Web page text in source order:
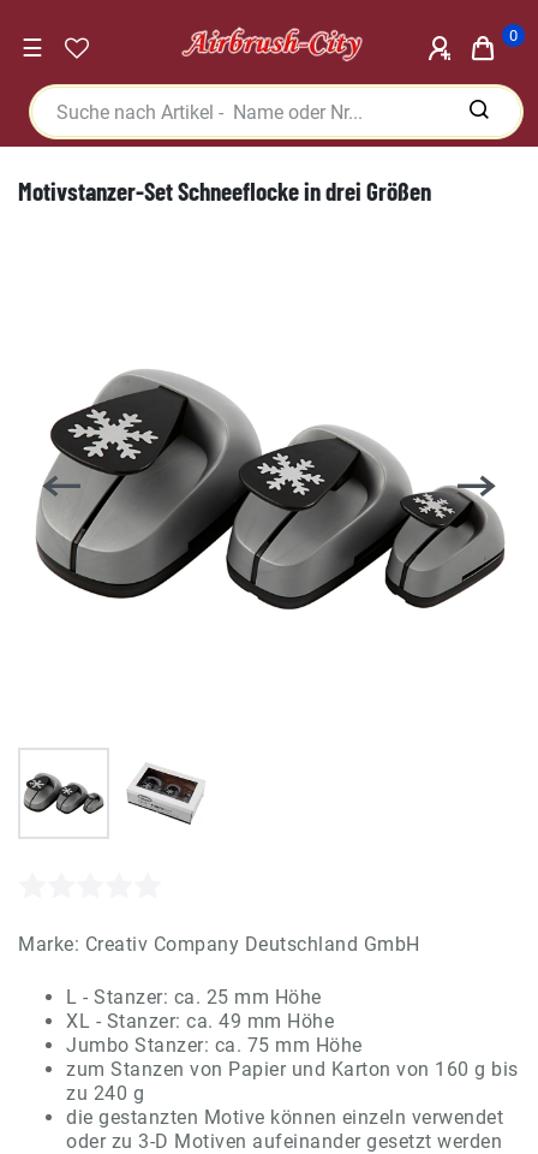
☰ 0
Motivstanzer-Set Schneeflocke in drei Größen
Marke: Creativ Company Deutschland GmbH
L - Stanzer: ca. 25 mm Höhe
XL - Stanzer: ca. 49 mm Höhe
Jumbo Stanzer: ca. 75 mm Höhe
zum Stanzen von Papier und Karton von 160 g bis
zu 240 g
die gestanzten Motive können einzeln verwendet
oder zu 3-D Motiven aufeinander gesetzt werden